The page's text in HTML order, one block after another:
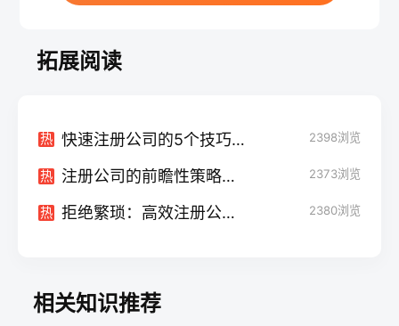
拓展阅读
热 快速注册公司的5个技巧：零障碍启动您的事业 2398浏览
热 注册公司的前瞻性策略：预测未来趋势 2373浏览
热 拒绝繁琐：高效注册公司的秘诀揭秘 2380浏览
相关知识推荐